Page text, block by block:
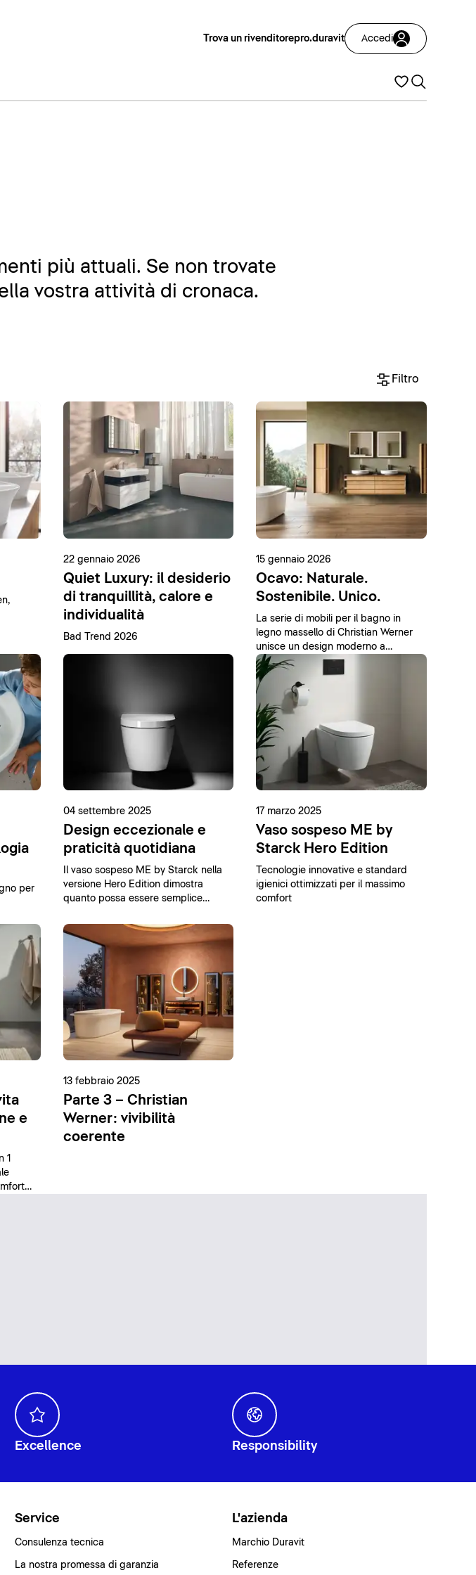
Trova un rivenditorepro.duravit Accedi
più attuali. Se non trovate
vostra attività di cronaca.
Filtro
22 gennaio 2026
Quiet Luxury: il desiderio
di tranquillità, calore e
individualità
Bad Trend 2026
15 gennaio 2026
Ocavo: Naturale.
Sostenibile. Unico.
La serie di mobili per il bagno in
legno massello di Christian Werner
unisce un design moderno a
materiali naturali.
per
04 settembre 2025
Design eccezionale e
praticità quotidiana
Il vaso sospeso ME by Starck nella
versione Hero Edition dimostra
quanto possa essere semplice
17 marzo 2025
Vaso sospeso ME by
Starck Hero Edition
Tecnologie innovative e standard
igienici ottimizzati per il massimo
comfort
e
1
pulizia.
13 febbraio 2025
Parte 3 – Christian
Werner: vivibilità
coerente
Excellence Responsibility
Service
Consulenza tecnica
La nostra promessa di garanzia
L'azienda
Marchio Duravit
Referenze